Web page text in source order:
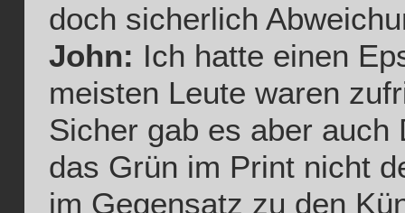
doch sicherlich
John: Ich hatte einen
meisten Leute waren
Sicher gab es aber auch
das Grün im Print nicht
im Gegensatz zu den